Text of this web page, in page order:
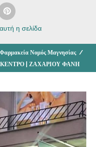
αυτή η σελίδα
Φαρμακεία Νομός Μαγνησίας /
| ΖΑΧΑΡΙΟΥ ΦΑΝΗ